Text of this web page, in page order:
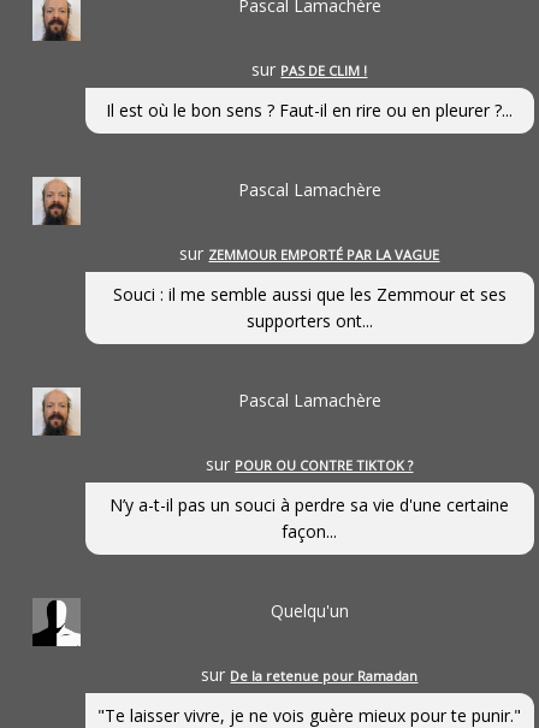
Pascal Lamachère
sur PAS DE CLIM !
Il est où le bon sens ? Faut-il en rire ou en pleurer ?...
Pascal Lamachère
sur ZEMMOUR EMPORTÉ PAR LA VAGUE
Souci : il me semble aussi que les Zemmour et ses
supporters ont...
Pascal Lamachère
sur POUR OU CONTRE TIKTOK ?
N’y a-t-il pas un souci à perdre sa vie d'une certaine
façon...
Quelqu'un
sur De la retenue pour Ramadan
"Te laisser vivre, je ne vois guère mieux pour te punir."